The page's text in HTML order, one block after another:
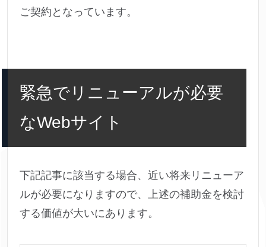
ご契約となっています。
緊急でリニューアルが必要
なWebサイト
下記記事に該当する場合、近い将来リニューア
ルが必要になりますので、上述の補助金を検討
する価値が大いにあります。